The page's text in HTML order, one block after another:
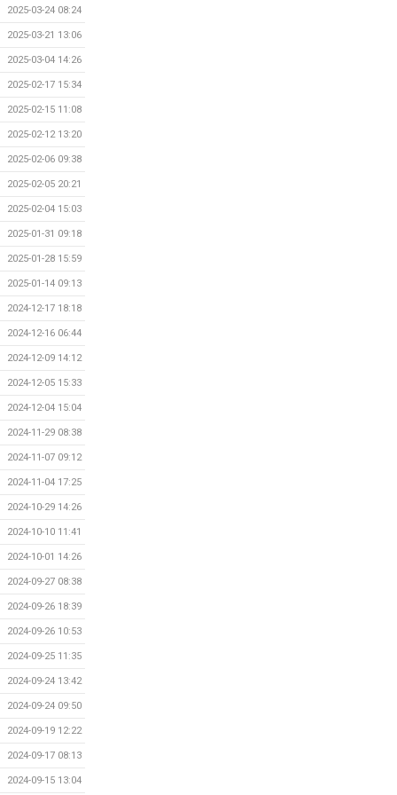
2025-03-24 08:24
2025-03-21 13:06
2025-03-04 14:26
2025-02-17 15:34
2025-02-15 11:08
2025-02-12 13:20
2025-02-06 09:38
2025-02-05 20:21
2025-02-04 15:03
2025-01-31 09:18
2025-01-28 15:59
2025-01-14 09:13
2024-12-17 18:18
2024-12-16 06:44
2024-12-09 14:12
2024-12-05 15:33
2024-12-04 15:04
2024-11-29 08:38
2024-11-07 09:12
2024-11-04 17:25
2024-10-29 14:26
2024-10-10 11:41
2024-10-01 14:26
2024-09-27 08:38
2024-09-26 18:39
2024-09-26 10:53
2024-09-25 11:35
2024-09-24 13:42
2024-09-24 09:50
2024-09-19 12:22
2024-09-17 08:13
2024-09-15 13:04